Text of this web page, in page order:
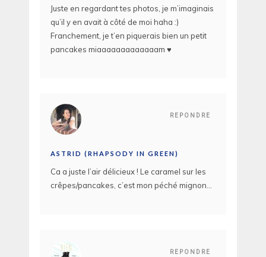
Juste en regardant tes photos, je m’imaginais
qu’il y en avait à côté de moi haha :)
Franchement, je t’en piquerais bien un petit
pancakes miaaaaaaaaaaaaam ♥
REPONDRE
ASTRID (RHAPSODY IN GREEN)
Ca a juste l’air délicieux ! Le caramel sur les
crêpes/pancakes, c’est mon péché mignon…
REPONDRE